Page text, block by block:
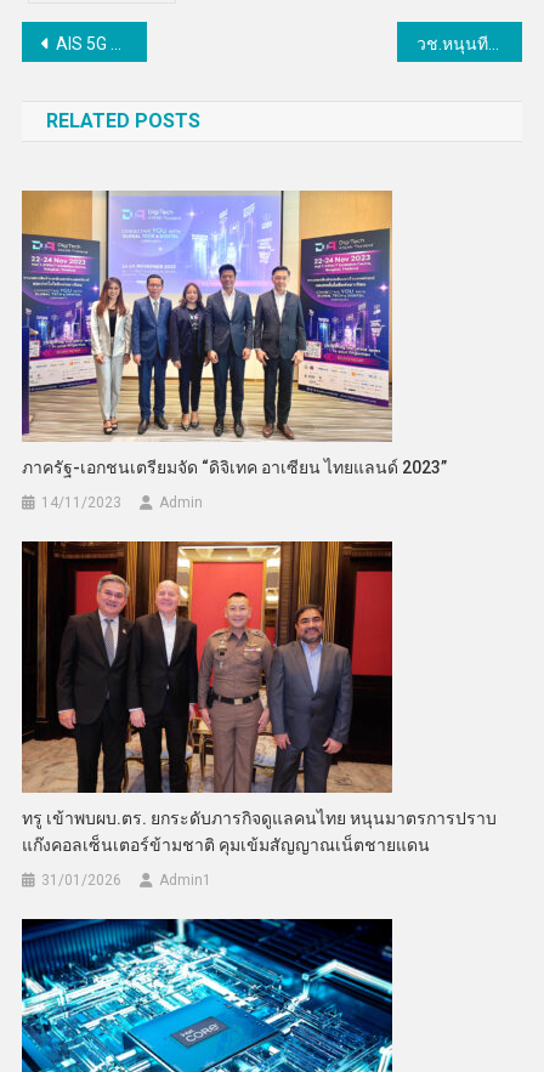
แนะแนว
AIS 5G สร้างปรากฎการณ์สุดล้ำกับการแสดงโชว์ แฟนมีต แบบ Interactive ครั้งแรกในไทยบนโลกเสมือน วช.หนุนทีม มธ. พัฒนาชุดตรวจวิเคราะห์จีโนไทป์ของหมู่เลือดระบบ Colton ช่วยแก้ปัญหาจัดหาเลือดให้เหมาะสมและปลอดภัย
RELATED POSTS
ภาครัฐ-เอกชนเตรียมจัด “ดิจิเทค อาเซียน ไทยแลนด์ 2023”
14/11/2023 Admin
ทรู เข้าพบผบ.ตร. ยกระดับภารกิจดูแลคนไทย หนุนมาตรการปราบ
แก๊งคอลเซ็นเตอร์ข้ามชาติ คุมเข้มสัญญาณเน็ตชายแดน
31/01/2026 Admin​1